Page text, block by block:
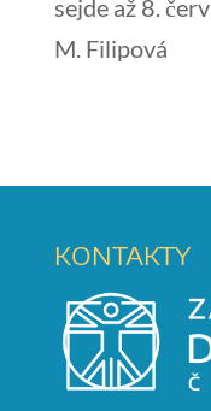
sejde až 8.
M. Filipová
KONTAKTY